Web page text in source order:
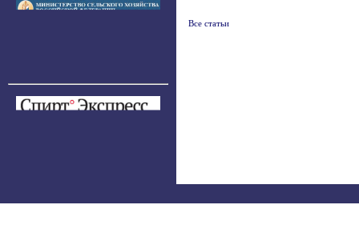
Все статьи